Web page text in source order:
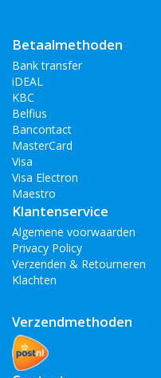
Betaalmethoden
Bank transfer
iDEAL
KBC
Belfius
Bancontact
MasterCard
Visa
Visa Electron
Maestro
Klantenservice
Algemene voorwaarden
Privacy Policy
Verzenden & Retourneren
Klachten
Verzendmethoden